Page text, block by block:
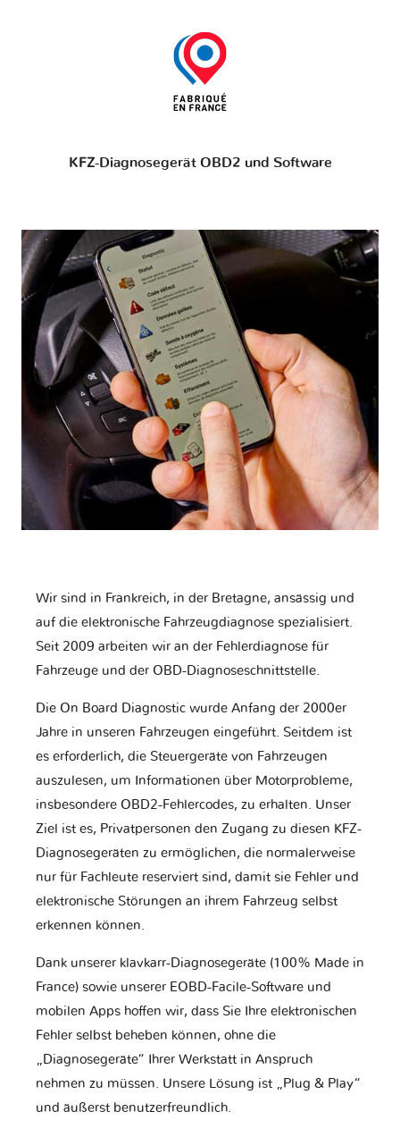
KFZ-Diagnosegerät OBD2 und Software
Wir sind in Frankreich, in der Bretagne, ansässig und
auf die elektronische Fahrzeugdiagnose spezialisiert.
Seit 2009 arbeiten wir an der Fehlerdiagnose für
Fahrzeuge und der OBD-Diagnoseschnittstelle.
Die On Board Diagnostic wurde Anfang der 2000er
Jahre in unseren Fahrzeugen eingeführt. Seitdem ist
es erforderlich, die Steuergeräte von Fahrzeugen
auszulesen, um Informationen über Motorprobleme,
insbesondere OBD2-Fehlercodes, zu erhalten. Unser
Ziel ist es, Privatpersonen den Zugang zu diesen KFZ-
Diagnosegeräten zu ermöglichen, die normalerweise
nur für Fachleute reserviert sind, damit sie Fehler und
elektronische Störungen an ihrem Fahrzeug selbst
erkennen können.
Dank unserer klavkarr-Diagnosegeräte (100% Made in
France) sowie unserer EOBD-Facile-Software und
mobilen Apps hoffen wir, dass Sie Ihre elektronischen
Fehler selbst beheben können, ohne die
„Diagnosegeräte“ Ihrer Werkstatt in Anspruch
nehmen zu müssen. Unsere Lösung ist „Plug & Play“
und äußerst benutzerfreundlich.